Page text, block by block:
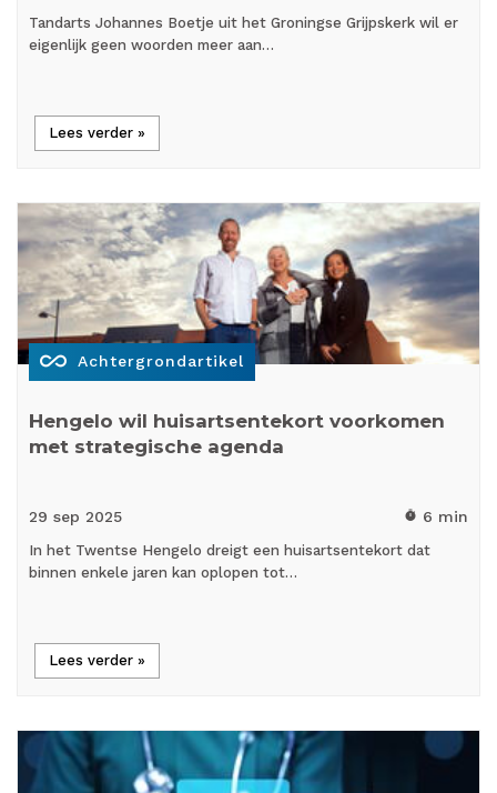
Tandarts Johannes Boetje uit het Groningse Grijpskerk wil er
eigenlijk geen woorden meer aan…
Lees verder »
all_inclusive Achtergrondartikel
Hengelo wil huisartsentekort voorkomen
met strategische agenda
29 sep 2025 timer 6 min
In het Twentse Hengelo dreigt een huisartsentekort dat
binnen enkele jaren kan oplopen tot…
Lees verder »